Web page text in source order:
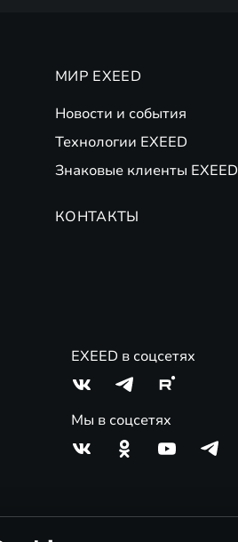
МИР EXEED
Новости и события
Технологии EXEED
Знаковые клиенты EXEED
КОНТАКТЫ
EXEED в соцсетях
Мы в соцсетях